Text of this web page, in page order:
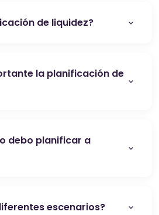
de liquidez?
la planificación de
debo planificar a
escenarios?